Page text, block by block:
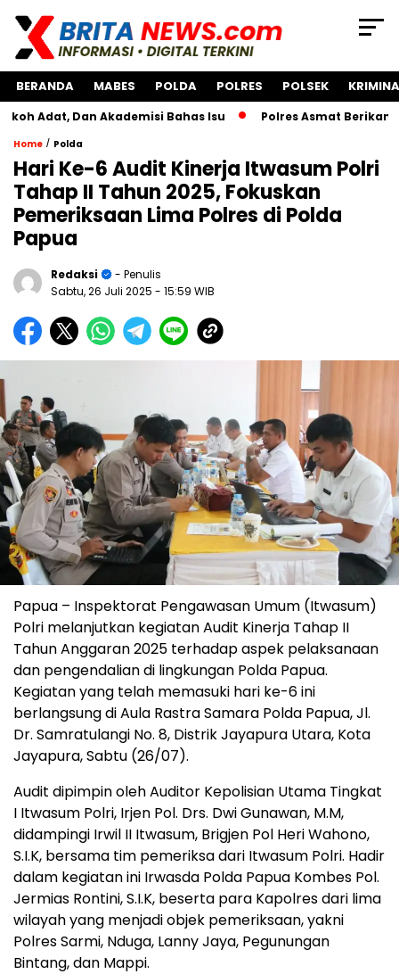
BERANDA MABES POLDA POLRES POLSEK
Dan Akademisi Bahas Isu Polres Asmat Berikan Bantuan
Home / Polda
Hari Ke-6 Audit Kinerja Itwasum Polri
Tahap II Tahun 2025, Fokuskan
Pemeriksaan Lima Polres di Polda
Papua
Redaksi
- Penulis
Sabtu, 26 Juli 2025 - 15:59 WIB
Papua – Inspektorat Pengawasan Umum (Itwasum)
Polri melanjutkan kegiatan Audit Kinerja Tahap II
Tahun Anggaran 2025 terhadap aspek pelaksanaan
dan pengendalian di lingkungan Polda Papua.
Kegiatan yang telah memasuki hari ke-6 ini
berlangsung di Aula Rastra Samara Polda Papua, Jl.
Dr. Samratulangi No. 8, Distrik Jayapura Utara, Kota
Jayapura, Sabtu (26/07).
Audit dipimpin oleh Auditor Kepolisian Utama Tingkat
I Itwasum Polri, Irjen Pol. Drs. Dwi Gunawan, M.M,
didampingi Irwil II Itwasum, Brigjen Pol Heri Wahono,
S.I.K, bersama tim pemeriksa dari Itwasum Polri. Hadir
dalam kegiatan ini Irwasda Polda Papua Kombes Pol.
Jermias Rontini, S.I.K, beserta para Kapolres dari lima
wilayah yang menjadi objek pemeriksaan, yakni
Polres Sarmi, Nduga, Lanny Jaya, Pegunungan
Bintang, dan Mappi.